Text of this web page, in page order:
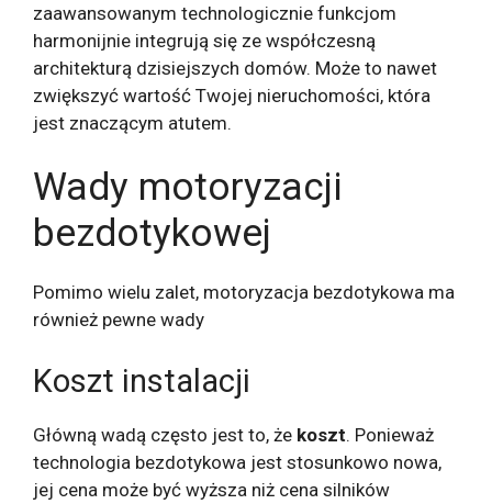
zaawansowanym technologicznie funkcjom
harmonijnie integrują się ze współczesną
architekturą dzisiejszych domów. Może to nawet
zwiększyć wartość Twojej nieruchomości, która
jest znaczącym atutem.
Wady motoryzacji
bezdotykowej
Pomimo wielu zalet, motoryzacja bezdotykowa ma
również pewne wady
Koszt instalacji
Główną wadą często jest to, że koszt. Ponieważ
technologia bezdotykowa jest stosunkowo nowa,
jej cena może być wyższa niż cena silników